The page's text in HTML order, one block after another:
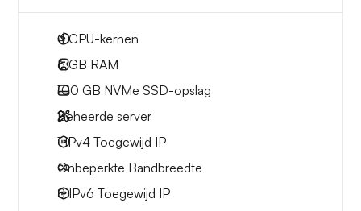
4CPU-kernen
6 GB RAM
100 GB NVMe SSD-opslag
Beheerde server
1 IPv4 Toegewijd IP
Onbeperkte Bandbreedte
8 IPv6 Toegewijd IP